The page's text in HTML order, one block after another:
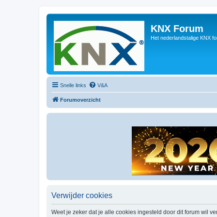
KNX Forum
Het nederlandstalige KNX
Snelle links V&A
Forumoverzicht
Verwijder cookies
Weet je zeker dat je alle cookies ingesteld door dit forum wil